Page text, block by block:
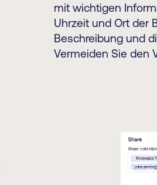
mit wichtigen
Uhrzeit und Ort der
Beschreibung und
Vermeiden Sie den